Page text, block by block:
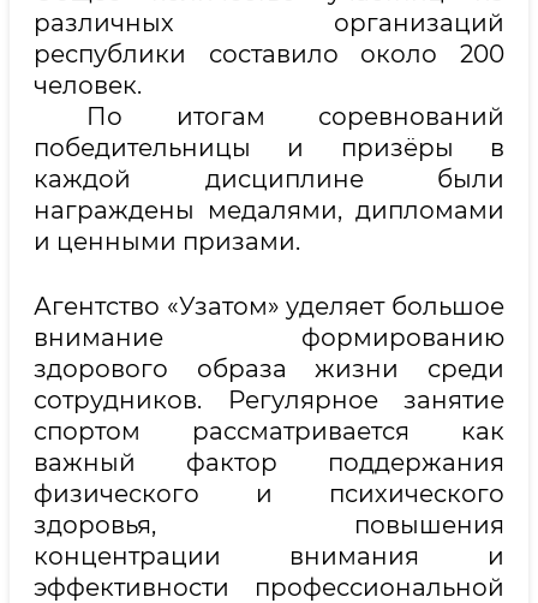
различных организаций
республики составило около 200
человек.
По итогам соревнований
победительницы и призёры в
каждой дисциплине были
награждены медалями, дипломами
и ценными призами.
Агентство «Узатом» уделяет большое
внимание формированию
здорового образа жизни среди
сотрудников. Регулярное занятие
спортом рассматривается как
важный фактор поддержания
физического и психического
здоровья, повышения
концентрации внимания и
эффективности профессиональной